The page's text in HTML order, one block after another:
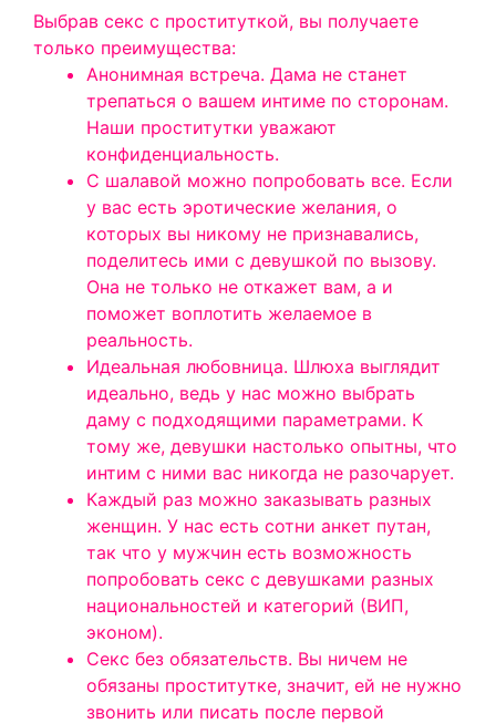
Выбрав секс с проституткой, вы получаете
только преимущества:
Анонимная встреча. Дама не станет
трепаться о вашем интиме по сторонам.
Наши проститутки уважают
конфиденциальность.
С шалавой можно попробовать все. Если
у вас есть эротические желания, о
которых вы никому не признавались,
поделитесь ими с девушкой по вызову.
Она не только не откажет вам, а и
поможет воплотить желаемое в
реальность.
Идеальная любовница. Шлюха выглядит
идеально, ведь у нас можно выбрать
даму с подходящими параметрами. К
тому же, девушки настолько опытны, что
интим с ними вас никогда не разочарует.
Каждый раз можно заказывать разных
женщин. У нас есть сотни анкет путан,
так что у мужчин есть возможность
попробовать секс с девушками разных
национальностей и категорий (ВИП,
эконом).
Секс без обязательств. Вы ничем не
обязаны проститутке, значит, ей не нужно
звонить или писать после первой